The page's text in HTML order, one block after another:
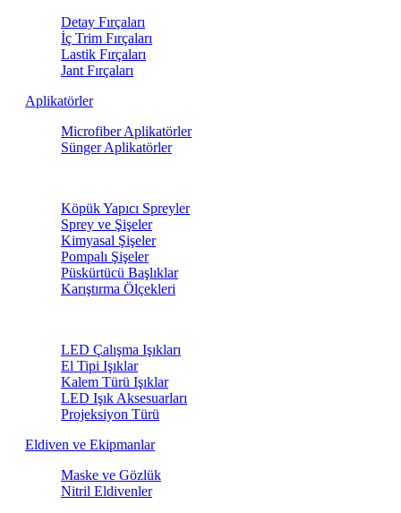
Detay Fırçaları
İç Trim Fırçaları
Lastik Fırçaları
Jant Fırçaları
Aplikatörler
Microfiber Aplikatörler
Sünger Aplikatörler
Köpük Yapıcı Spreyler
Sprey ve Şişeler
Kimyasal Şişeler
Pompalı Şişeler
Püskürtücü Başlıklar
Karıştırma Ölçekleri
LED Çalışma Işıkları
El Tipi Işıklar
Kalem Türü Işıklar
LED Işık Aksesuarları
Projeksiyon Türü
Eldiven ve Ekipmanlar
Maske ve Gözlük
Nitril Eldivenler